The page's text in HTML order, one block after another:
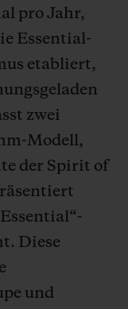
pro Jahr,
Essential-
etabliert,
zwei
Modell,
der Spirit of
Diese
und
FINDEN